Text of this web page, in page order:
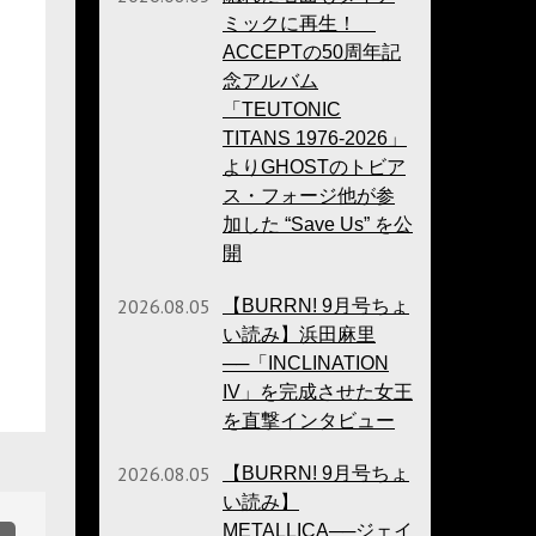
ミックに再生！
ACCEPTの50周年記
念アルバム
「TEUTONIC
TITANS 1976-2026」
よりGHOSTのトビア
ス・フォージ他が参
加した “Save Us” を公
開
2026.08.05
【BURRN! 9月号ちょ
い読み】浜田麻里
──「INCLINATION
IV」を完成させた女王
を直撃インタビュー
2026.08.05
【BURRN! 9月号ちょ
い読み】
METALLICA──ジェイ